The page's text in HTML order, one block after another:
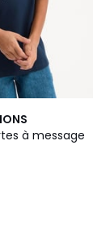
à message